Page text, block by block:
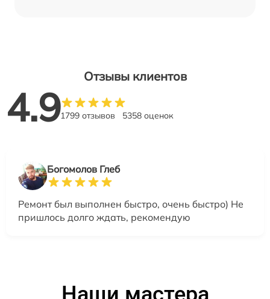
Отзывы клиентов
4.91799 отзывов 5358 оценок
Богомолов Глеб
Ремонт был выполнен быстро, очень быстро) Не
пришлось долго ждать, рекомендую